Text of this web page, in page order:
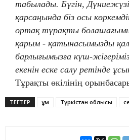
табылады. Бүгін,
қарсаңында біз осы
ортақ тұрақты
қарым - қатынасымызды
барлығымызға күш-
екенін еске салу ретінде
Тұрақты өкілінің
ТЕГТЕР құм Түркістан облысы